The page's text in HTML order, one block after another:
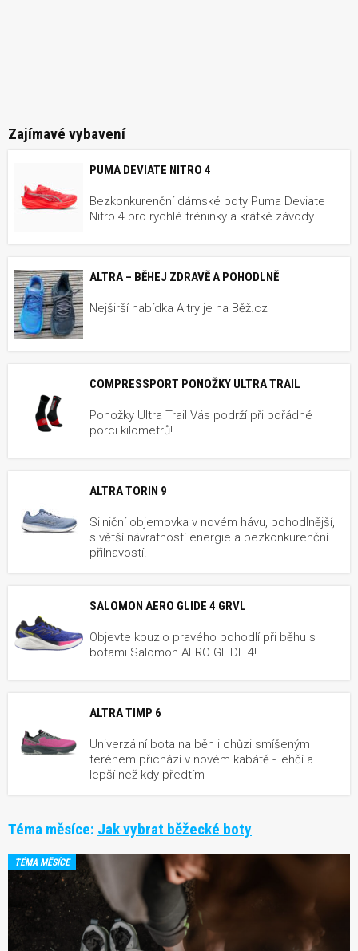
Zajímavé vybavení
PUMA DEVIATE NITRO 4
Bezkonkurenční dámské boty Puma Deviate
Nitro 4 pro rychlé tréninky a krátké závody.
ALTRA – BĚHEJ ZDRAVĚ A POHODLNĚ
Nejširší nabídka Altry je na Běž.cz
COMPRESSPORT PONOŽKY ULTRA TRAIL
Ponožky Ultra Trail Vás podrží při pořádné
porci kilometrů!
ALTRA TORIN 9
Silniční objemovka v novém hávu, pohodlnější,
s větší návratností energie a bezkonkurenční
přilnavostí.
SALOMON AERO GLIDE 4 GRVL
Objevte kouzlo pravého pohodlí při běhu s
botami Salomon AERO GLIDE 4!
ALTRA TIMP 6
Univerzální bota na běh i chůzi smíšeným
terénem přichází v novém kabátě - lehčí a
lepší než kdy předtím
Téma měsíce: Jak vybrat běžecké boty
TÉMA MĚSÍCE